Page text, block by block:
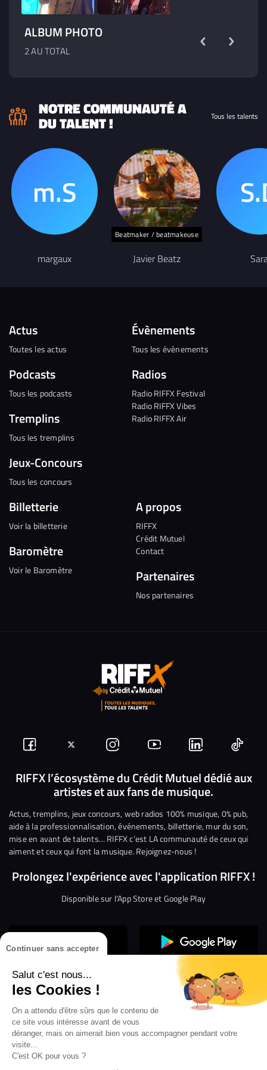
Continuer sans accepter
Salut c'est nous...
les Cookies !
On a attendu d'être sûrs que le contenu de
ce site vous intéresse avant de vous
déranger, mais on aimerait bien vous accompagner pendant votre
visite...
C'est OK pour vous ?
ALBUM PHOTO
2 AU TOTAL
NOTRE COMMUNAUTÉ A
DU TALENT ! Tous les talents
margaux
Beatmaker / beatmakeuse
Javier Beatz
Actus
Toutes les actus
Podcasts
Tous les podcasts
Tremplins
Tous les tremplins
Jeux-Concours
Tous les concours
Évènements
Tous les évènements
Radios
Radio RIFFX Festival
Radio RIFFX Vibes
Radio RIFFX Air
Billetterie
Voir la billetterie
Baromètre
Voir le Baromètre
A propos
RIFFX
Crédit Mutuel
Contact
Partenaires
Nos partenaires
Suivez-
nous
Facebook
Suivez-
nous
sur
Twitter
Nous
rejoindre
sur
Instagram
Nous
rejoindre
sur
YouTube
Nous
rejoindre
sur
Linkedin
Nous
RIFFX l’écosystème du Crédit Mutuel dédié aux
artistes et aux fans de musique.
Actus, tremplins, jeux concours, web radios 100% musique, 0% pub,
aide à la professionnalisation, événements, billetterie, mur du son,
mise en avant de talents… RIFFX c’est LA communauté de ceux qui
aiment et ceux qui font la musique. Rejoignez-nous !
Prolongez l'expérience avec l'application RIFFX !
Disponible sur l'App Store et Google Play
Confidentialité
Gestion des cookies
Conditions générales d’utilisation
Mentions légales
les webradios RIFFX